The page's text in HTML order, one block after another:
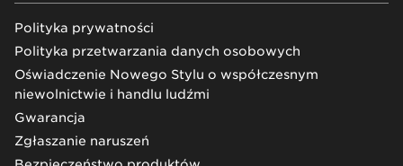
Polityka prywatności
Polityka przetwarzania danych osobowych
Oświadczenie Nowego Stylu o współczesnym
niewolnictwie i handlu ludźmi
Gwarancja
Zgłaszanie naruszeń